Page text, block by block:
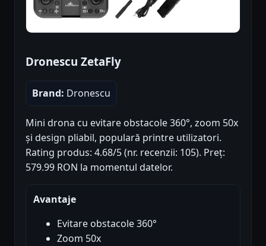
Dronescu ZetaFly
Brand: Dronescu
Mini drona cu evitare obstacole 360°, zoom 50x
și design pliabil, populară printre utilizatori.
Rating produs: 4.68/5 (nr. recenzii: 105). Preț:
579.99 RON la momentul datelor.
Avantaje
Evitare obstacole 360°
Zoom 50x